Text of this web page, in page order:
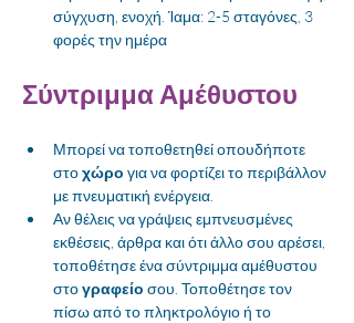
σύγχυση, ενοχή. Ίαμα: 2-5 σταγόνες, 3
φορές την ημέρα
Σύντριμμα Αμέθυστου
Μπορεί να τοποθετηθεί οπουδήποτε
στο χώρο για να φορτίζει το περιβάλλον
με πνευματική ενέργεια.
Αν θέλεις να γράψεις εμπνευσμένες
εκθέσεις, άρθρα και ότι άλλο σου αρέσει,
τοποθέτησε ένα σύντριμμα αμέθυστου
στο γραφείο σου. Τοποθέτησε τον
πίσω από το πληκτρολόγιο ή το